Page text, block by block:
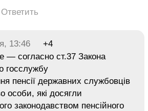
Ответить
13:46
+4
— согласно ст.37 Закона
госслужбу
пенсії державних службовців
особи, які досягли
законодавством пенсійного